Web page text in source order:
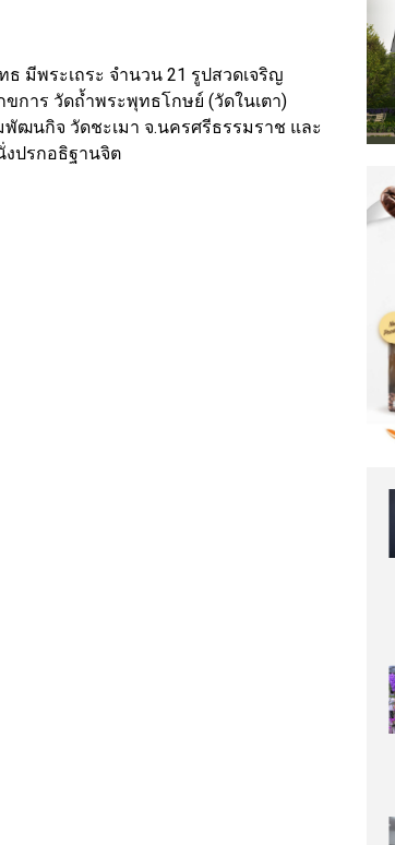
มีพระเถระ จำนวน 21 รูปสวดเจริญ
การ วัดถ้ำพระพุทธโกษย์ (วัดในเตา)
ฒนกิจ วัดชะเมา จ.นครศรีธรรมราช และ
ปรกอธิฐานจิต